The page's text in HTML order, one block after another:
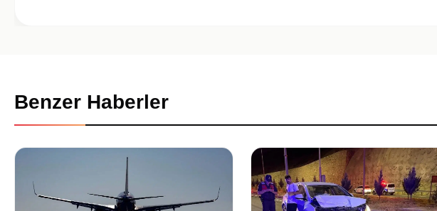
Benzer Haberler